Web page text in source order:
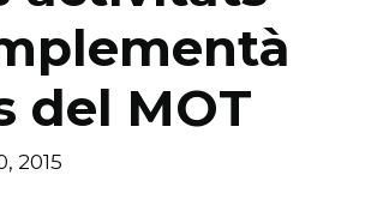
del MOT
2015